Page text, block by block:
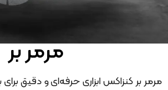
مرمر بر
مرمر بر کنزاکس ابزاری حرفه‌ای و دقیق